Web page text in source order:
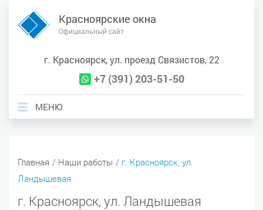
Красноярские окна
Официальный сайт
г. Красноярск, ул. проезд Связистов, 22
+7 (391) 203-51-50
МЕНЮ

Выберите регион:
Главная Наши работы
г. Красноярск, ул.
Ландышевая
г. Красноярск, ул. Ландышевая